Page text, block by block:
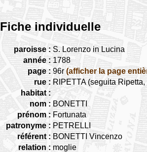
Fiche individuelle
paroisse : S. Lorenzo in Lucina
année : 1788
page : 96r (afficher la page
rue : RIPETTA (seguita
habitat :
nom : BONETTI
prénom : Fortunata
patronyme : PETRELLI
référent : BONETTI Vincenzo
relation : moglie